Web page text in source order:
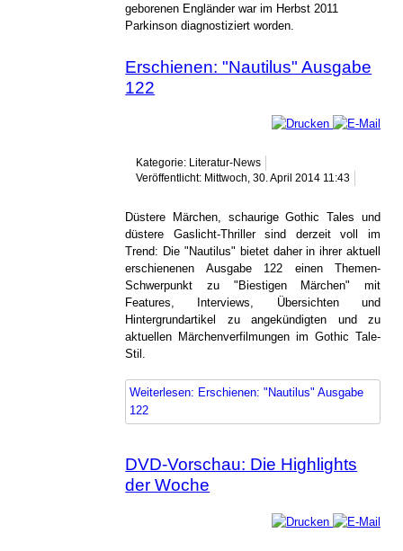
geborenen Engländer war im Herbst 2011
Parkinson diagnostiziert worden.
Erschienen: "Nautilus" Ausgabe
122
Kategorie: Literatur-News
Veröffentlicht: Mittwoch, 30. April 2014 11:43
Düstere Märchen, schaurige Gothic Tales und
düstere Gaslicht-Thriller sind derzeit voll im
Trend: Die "Nautilus" bietet daher in ihrer aktuell
erschienenen Ausgabe 122 einen Themen-
Schwerpunkt zu "Biestigen Märchen" mit
Features, Interviews, Übersichten und
Hintergrundartikel zu angekündigten und zu
aktuellen Märchenverfilmungen im Gothic Tale-
Stil.
Weiterlesen: Erschienen: "Nautilus" Ausgabe
122
DVD-Vorschau: Die Highlights
der Woche